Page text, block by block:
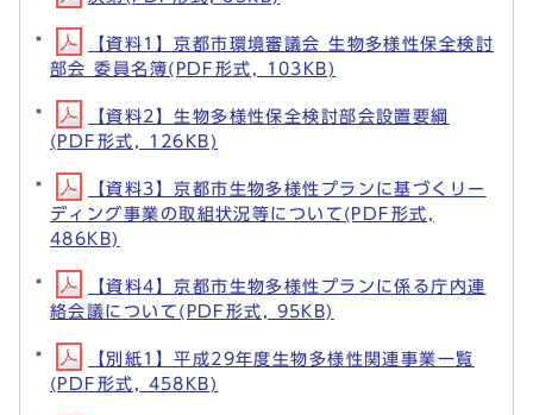
【資料1】京都市環境審議会 生物多様性保全検討
部会 委員名簿(PDF形式, 103KB)
【資料2】生物多様性保全検討部会設置要綱
(PDF形式, 126KB)
【資料3】京都市生物多様性プランに基づくリー
ディング事業の取組状況等について(PDF形式,
486KB)
【資料4】京都市生物多様性プランに係る庁内連
絡会議について(PDF形式, 95KB)
【別紙1】平成29年度生物多様性関連事業一覧
(PDF形式, 458KB)